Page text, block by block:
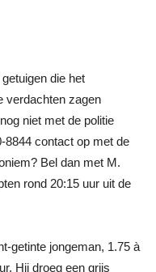
die het
verdachten zagen
niet met de politie
8844 contact op met de
Bel dan met M.
rond 20:15 uur uit de
getinte jongeman, 1.75 à
Hij droeg een grijs